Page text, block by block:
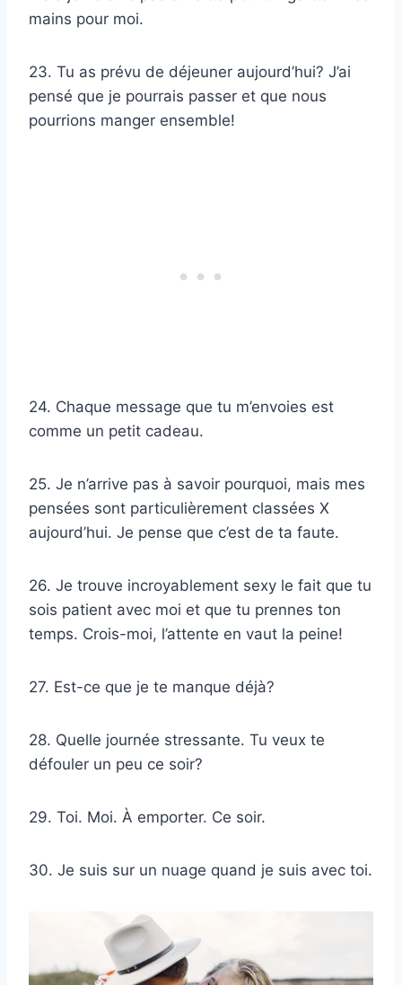
mains pour moi.
23. Tu as prévu de déjeuner aujourd’hui? J’ai
pensé que je pourrais passer et que nous
pourrions manger ensemble!
24. Chaque message que tu m’envoies est
comme un petit cadeau.
25. Je n’arrive pas à savoir pourquoi, mais mes
pensées sont particulièrement classées X
aujourd’hui. Je pense que c’est de ta faute.
26. Je trouve incroyablement sexy le fait que tu
sois patient avec moi et que tu prennes ton
temps. Crois-moi, l’attente en vaut la peine!
27. Est-ce que je te manque déjà?
28. Quelle journée stressante. Tu veux te
défouler un peu ce soir?
29. Toi. Moi. À emporter. Ce soir.
30. Je suis sur un nuage quand je suis avec toi.